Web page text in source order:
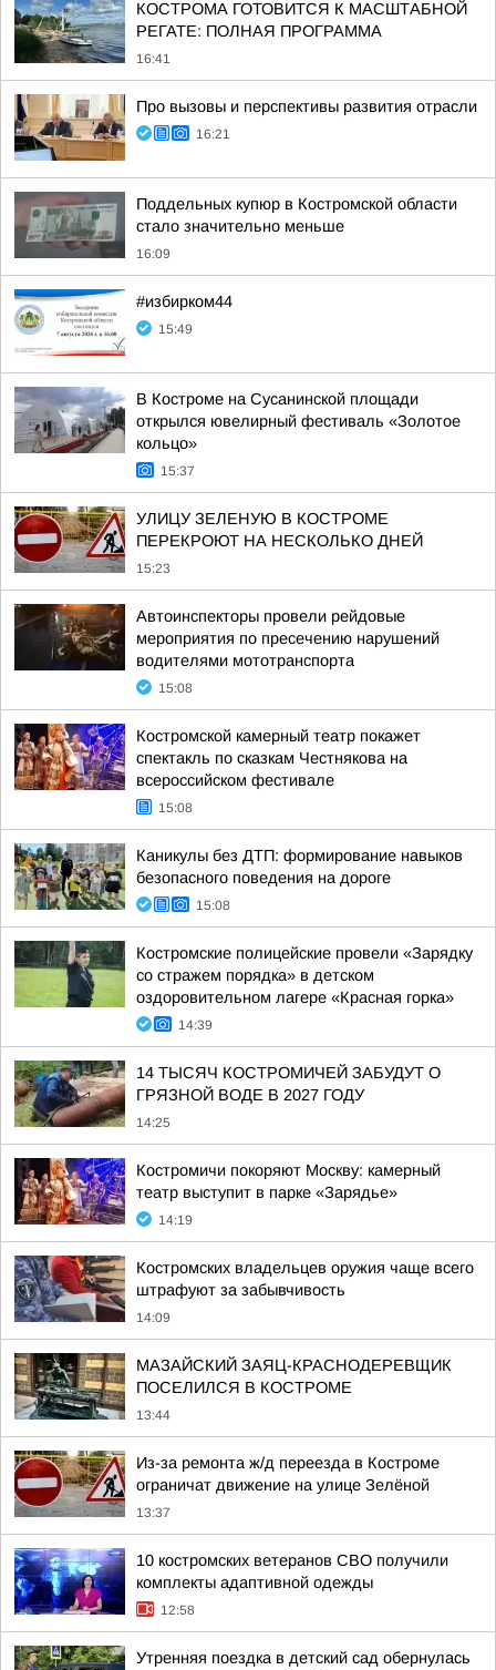
КОСТРОМА ГОТОВИТСЯ К МАСШТАБНОЙ
РЕГАТЕ: ПОЛНАЯ ПРОГРАММА
16:41
Про вызовы и перспективы развития отрасли
16:21
Поддельных купюр в Костромской области
стало значительно меньше
16:09
#избирком44
15:49
В Костроме на Сусанинской площади
открылся ювелирный фестиваль «Золотое
кольцо»
15:37
УЛИЦУ ЗЕЛЕНУЮ В КОСТРОМЕ
ПЕРЕКРОЮТ НА НЕСКОЛЬКО ДНЕЙ
15:23
Автоинспекторы провели рейдовые
мероприятия по пресечению нарушений
водителями мототранспорта
15:08
Костромской камерный театр покажет
спектакль по сказкам Честнякова на
всероссийском фестивале
15:08
Каникулы без ДТП: формирование навыков
безопасного поведения на дороге
15:08
Костромские полицейские провели «Зарядку
со стражем порядка» в детском
оздоровительном лагере «Красная горка»
14:39
14 ТЫСЯЧ КОСТРОМИЧЕЙ ЗАБУДУТ О
ГРЯЗНОЙ ВОДЕ В 2027 ГОДУ
14:25
Костромичи покоряют Москву: камерный
театр выступит в парке «Зарядье»
14:19
Костромских владельцев оружия чаще всего
штрафуют за забывчивость
14:09
МАЗАЙСКИЙ ЗАЯЦ-КРАСНОДЕРЕВЩИК
ПОСЕЛИЛСЯ В КОСТРОМЕ
13:44
Из-за ремонта ж/д переезда в Костроме
ограничат движение на улице Зелёной
13:37
10 костромских ветеранов СВО получили
комплекты адаптивной одежды
12:58
Утренняя поездка в детский сад обернулась